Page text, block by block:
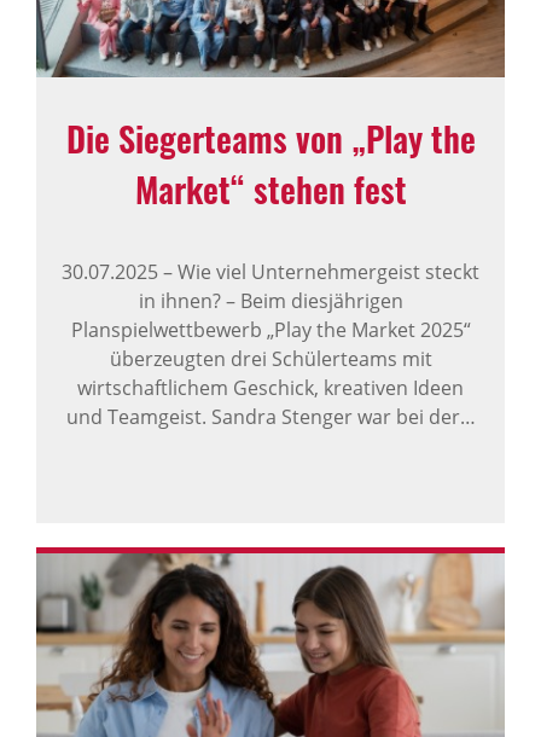
Die Sieger­teams von „Play the
Market“ stehen fest
30.07.2025–Wie viel Unternehmergeist steckt
in ihnen? – Beim diesjährigen
Planspielwettbewerb „Play the Market 2025“
überzeugten drei Schülerteams mit
wirtschaftlichem Geschick, kreativen Ideen
und Teamgeist. Sandra Stenger war bei der…